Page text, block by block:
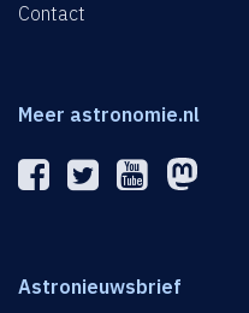
Contact
Meer astronomie.nl
Astronieuwsbrief